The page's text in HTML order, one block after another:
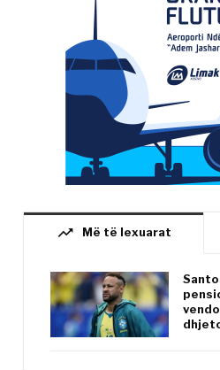
trending_up Më të lexuarat